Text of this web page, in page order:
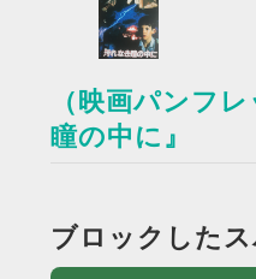
（映画パンフ
瞳の中に』
ブロックした